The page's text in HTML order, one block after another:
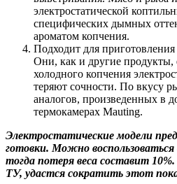
электростатической
специфических дымных
ароматом копчения.
Подходит для
Они, как и другие продукты,
холодного копчения
теряют сочности. По вкусу
аналогов, произведенных в
термокамерах Mauting.
Электростатические модели
готовки. Можно
тогда потеря веса составит
ТУ, удастся сократить этот